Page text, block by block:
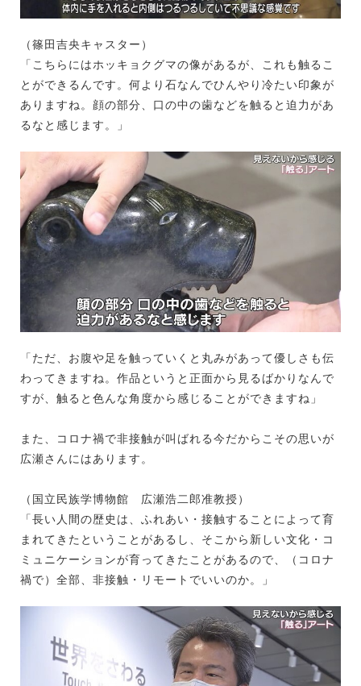
（篠田吉央キャスター）
「こちらにはホッキョクグマの像があるが、これも触るこ
とができるんです。何より石なんでひんやり冷たい印象が
ありますね。顔の部分、口の中の歯などを触ると迫力があ
るなと感じます。」
「ただ、お腹や足を触っていくと丸みがあって優しさも伝
わってきますね。作品というと正面から見るばかりなんで
すが、触ると色んな角度から感じることができますね」
また、コロナ禍で非接触が叫ばれる今だからこその思いが
広瀬さんにはあります。
（国立民族学博物館 広瀬浩二郎准教授）
「長い人間の歴史は、ふれあい・接触することによって育
まれてきたということがあるし、そこから新しい文化・コ
ミュニケーションが育ってきたことがあるので、（コロナ
禍で）全部、非接触・リモートでいいのか。」